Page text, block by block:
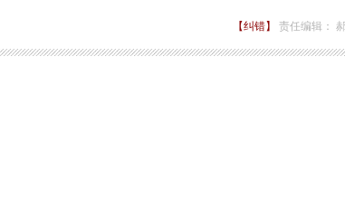
【纠错】 责任编辑：